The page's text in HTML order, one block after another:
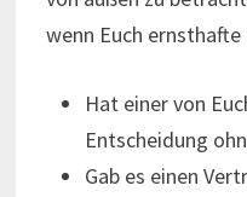
wenn Euch
Hat einer von
Entscheidung
Gab es einen